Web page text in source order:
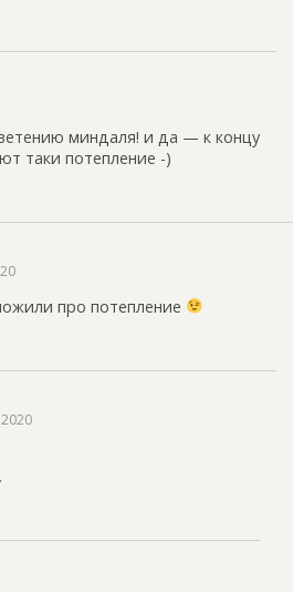
миндаля! и да — к концу
таки потепление -)
про потепление